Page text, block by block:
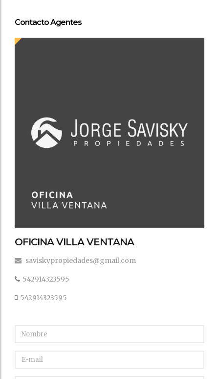
Contacto Agentes
OFICINA VILLA VENTANA
saviskypropiedades@gmail.com
542914323595
542914323595